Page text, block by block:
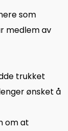
som
medlem av
trukket
ønsket å
om at